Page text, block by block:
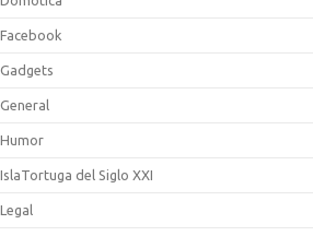
Facebook
Gadgets
General
Humor
IslaTortuga del Siglo XXI
Legal